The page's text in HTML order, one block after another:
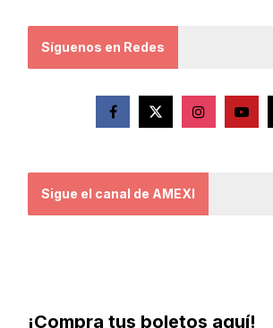
Síguenos en Redes
Sigue el canal de AMEXI
¡Compra tus boletos aquí!